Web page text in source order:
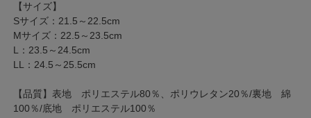
【サイズ】
Sサイズ：21.5～22.5cm
Mサイズ：22.5～23.5cm
L：23.5～24.5cm
LL：24.5～25.5cm
【品質】表地 ポリエステル80％、ポリウレタン20％/裏地 綿
100％/底地 ポリエステル100％